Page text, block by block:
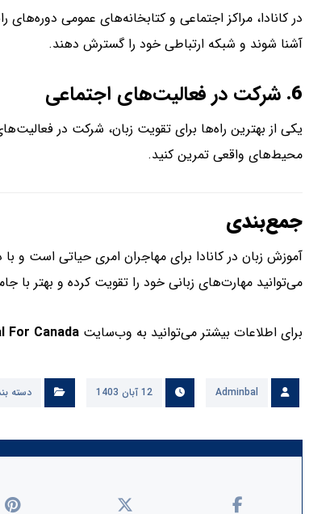
در کانادا، مراکز اجتماعی و کتابخانه‌های عمومی دوره‌های
آشنا شوند و شبکه ارتباطی خود را گسترش دهند.
6. شرکت در فعالیت‌های اجتماعی
یکی از بهترین راه‌ها برای تقویت زبان، شرکت در
محیط‌های واقعی تمرین کنید.
جمع‌بندی
آموزش زبان در کانادا برای مهاجران امری حیاتی است و
می‌توانید مهارت‌های زبانی خود را تقویت کرده و بهتر با
برای اطلاعات بیشتر می‌توانید به وب‌سایت For Canada
Adminbal 12 آبان 1403 دسته